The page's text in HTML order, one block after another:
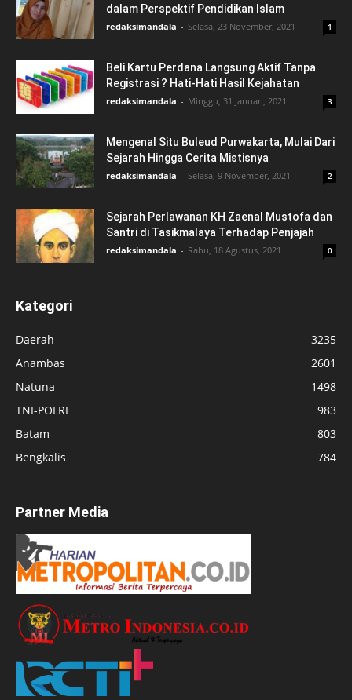
dalam Perspektif Pendidikan Islam
redaksimandala - Selasa, 23 November, 2021 1
Beli Kartu Perdana Langsung Aktif Tanpa
Registrasi ? Hati-Hati Hasil Kejahatan
redaksimandala - Minggu, 31 Januari, 2021 3
Mengenal Situ Buleud Purwakarta, Mulai Dari
Sejarah Hingga Cerita Mistisnya
redaksimandala - Selasa, 9 November, 2021 2
Sejarah Perlawanan KH Zaenal Mustofa dan
Santri di Tasikmalaya Terhadap Penjajah
redaksimandala - Rabu, 18 Agustus, 2021 0
Kategori
Daerah
3235
Anambas
2601
Natuna
1498
TNI-POLRI
983
Batam
803
Bengkalis
784
Partner Media